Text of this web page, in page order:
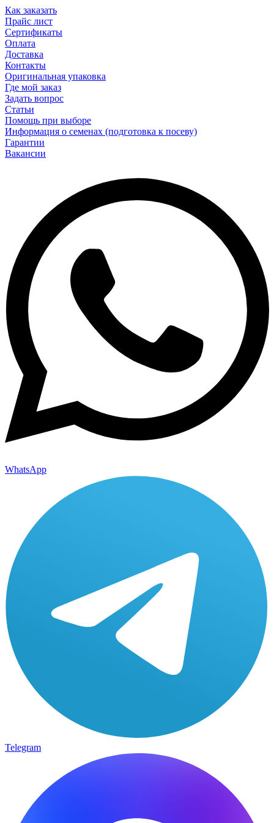
Как заказать
Прайс лист
Сертификаты
Оплата
Доставка
Контакты
Оригинальная упаковка
Где мой заказ
Задать вопрос
Статьи
Помощь при выборе
Информация о семенах (подготовка к посеву)
Гарантии
Вакансии
WhatsApp
Telegram